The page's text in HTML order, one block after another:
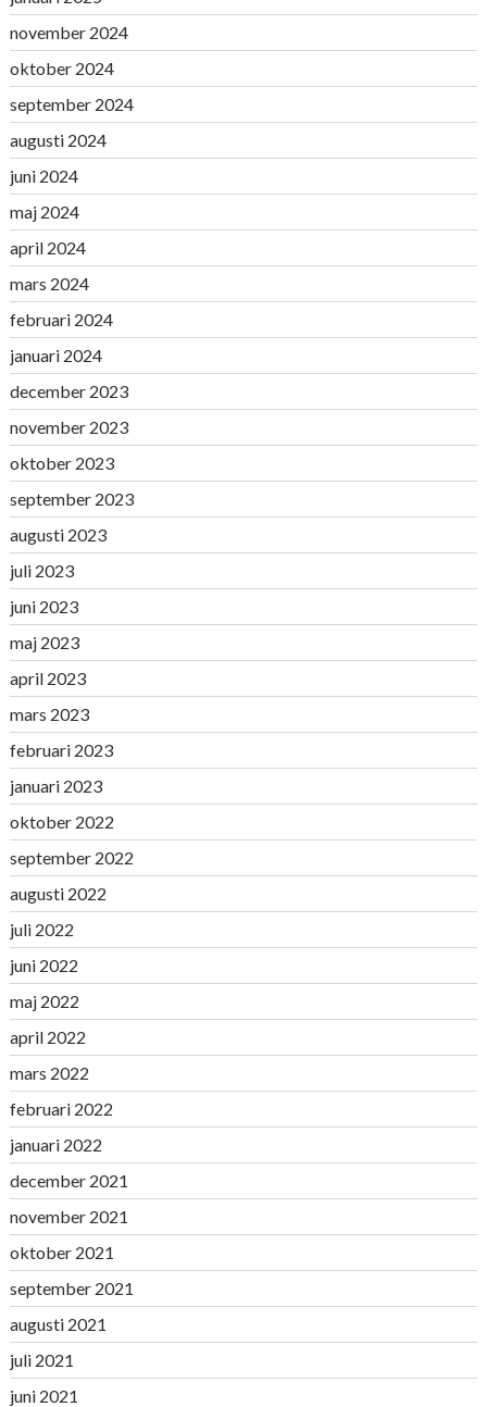
november 2024
oktober 2024
september 2024
augusti 2024
juni 2024
maj 2024
april 2024
mars 2024
februari 2024
januari 2024
december 2023
november 2023
oktober 2023
september 2023
augusti 2023
juli 2023
juni 2023
maj 2023
april 2023
mars 2023
februari 2023
januari 2023
oktober 2022
september 2022
augusti 2022
juli 2022
juni 2022
maj 2022
april 2022
mars 2022
februari 2022
januari 2022
december 2021
november 2021
oktober 2021
september 2021
augusti 2021
juli 2021
juni 2021